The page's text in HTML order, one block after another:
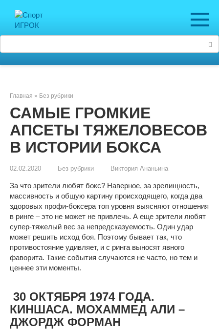
контенту
Главная » Без рубрики
САМЫЕ ГРОМКИЕ
АПСЕТЫ ТЯЖЕЛОВЕСОВ
В ИСТОРИИ БОКСА
02.02.2020 Без рубрики Виктория Ананьина
За что зрители любят бокс? Наверное, за зрелищность,
массивность и общую картину происходящего, когда два
здоровых профи-боксера топ уровня выясняют отношения
в ринге – это не может не привлечь. А еще зрители любят
супер-тяжелый вес за непредсказуемость. Один удар
может решить исход боя. Поэтому бывает так, что
противостояние удивляет, и с ринга выносят явного
фаворита. Такие события случаются не часто, но тем и
ценнее эти моменты.
30 ОКТЯБРЯ 1974 ГОДА.
КИНШАСА. МОХАММЕД АЛИ –
ДЖОРДЖ ФОРМАН